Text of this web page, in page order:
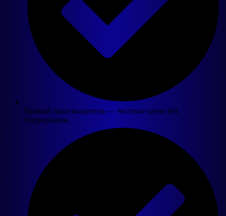
Прямой производитель — честные цены без
посредников.